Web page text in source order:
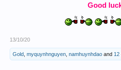
Good
13/10/20
Gold myquynhnguyen namhuynhdao and 12